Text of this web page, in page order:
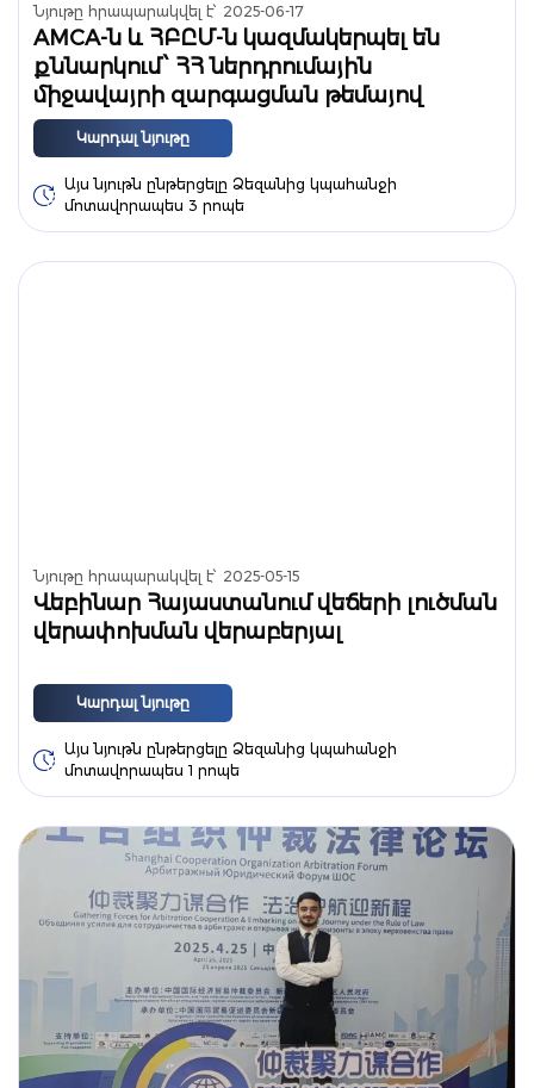
Նյութը հրապարակվել է՝ 2025-06-17
AMCA-ն և ՀԲԸՄ-ն կազմակերպել են
քննարկում՝ ՀՀ ներդրումային
միջավայրի զարգացման թեմայով
Կարդալ նյութը
Այս նյութն ընթերցելը Ձեզանից կպահանջի
մոտավորապես 3 րոպե
Նյութը հրապարակվել է՝ 2025-05-15
Վեբինար Հայաստանում վեճերի լուծման
վերափոխման վերաբերյալ
Կարդալ նյութը
Այս նյութն ընթերցելը Ձեզանից կպահանջի
մոտավորապես 1 րոպե